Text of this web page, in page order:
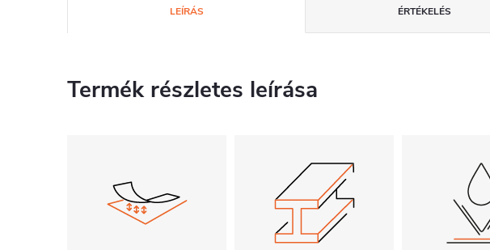
LEÍRÁS ÉRTÉKELÉS
Termék részletes leírása